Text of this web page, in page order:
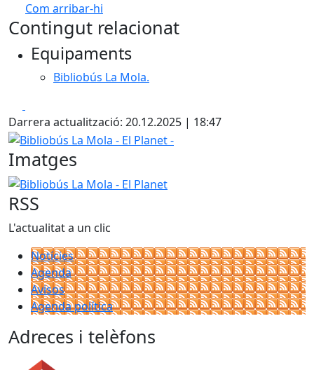
Com arribar-hi
+
Contingut relacionat
Equipaments
Bibliobús La Mola.
Darrera actualització: 20.12.2025 | 18:47
Bibliobús La Mola - El Planet -
Imatges
Bibliobús La Mola - El Planet
RSS
L'actualitat a un clic
Notícies
Agenda
Avisos
Agenda política
Adreces i telèfons